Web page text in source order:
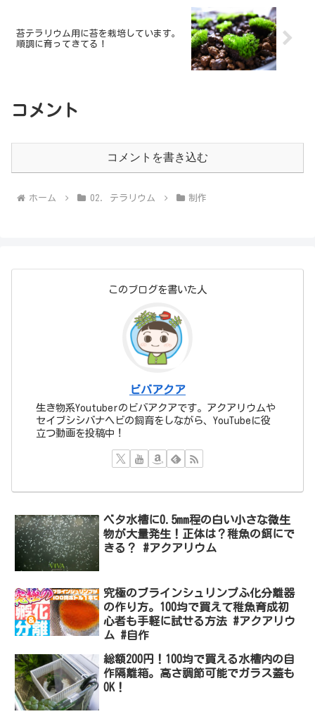
苔テラリウム用に苔を栽培しています。
順調に育ってきてる！
コメント
コメントを書き込む
ホーム 02. テラリウム 制作
このブログを書いた人
ビバアクア
生き物系Youtuberのビバアクアです。アクアリウムや
セイブシシバナヘビの飼育をしながら、YouTubeに役
立つ動画を投稿中！
ベタ水槽に0.5mm程の白い小さな微生
物が大量発生！正体は？稚魚の餌にで
きる？ #アクアリウム
究極のブラインシュリンプふ化分離器
の作り方。100均で買えて稚魚育成初
心者も手軽に試せる方法 #アクアリウ
ム #自作
総額200円！100均で買える水槽内の自
作隔離箱。高さ調節可能でガラス蓋も
OK！